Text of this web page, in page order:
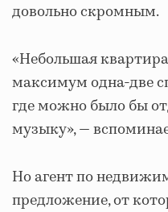
довольно скромным.
«Небольшая
максимум одна-две
где можно было бы
музыку», —
Но агент по
предложение, от